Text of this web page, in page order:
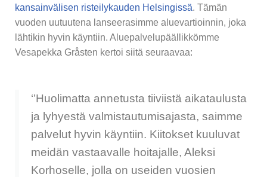
kansainvälisen risteilykauden Helsingissä. Tämän
vuoden uutuutena lanseerasimme aluevartioinnin, joka
lähtikin hyvin käyntiin. Aluepalvelupäällikkömme
Vesapekka Gråsten kertoi siitä seuraavaa:
‘’Huolimatta annetusta tiiviistä aikataulusta
ja lyhyestä valmistautumisajasta, saimme
palvelut hyvin käyntiin. Kiitokset kuuluvat
meidän vastaavalle hoitajalle, Aleksi
Korhoselle, jolla on useiden vuosien